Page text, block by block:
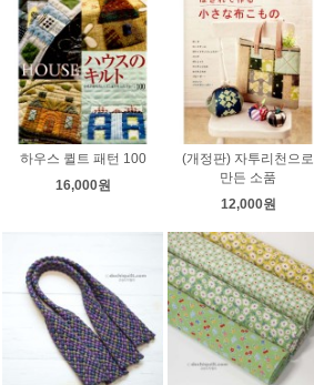
하우스 퀼트 패턴 100
16,000원
(개정판) 자투리천으로
만든 소품
12,000원